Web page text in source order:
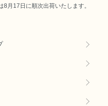
月17日に順次出荷いたします。